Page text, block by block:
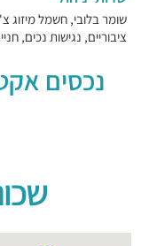
ציבוריים, נגישות נכים,
נכסים